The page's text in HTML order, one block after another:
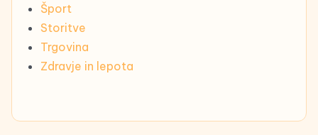
Šport
Storitve
Trgovina
Zdravje in lepota